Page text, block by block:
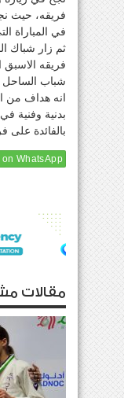
فريقه، حيث
ثم زار شباك
فريقه
شباب الساحل ،
انه هداف من
بدنية وفنية
بالفائدة
WhatsApp
مقالات